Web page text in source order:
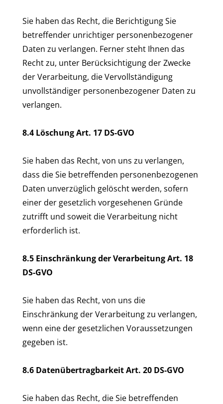
Sie haben das Recht, die Berichtigung Sie
betreffender unrichtiger personenbezogener
Daten zu verlangen. Ferner steht Ihnen das
Recht zu, unter Berücksichtigung der Zwecke
der Verarbeitung, die Vervollständigung
unvollständiger personenbezogener Daten zu
verlangen.
8.4 Löschung Art. 17 DS-GVO
Sie haben das Recht, von uns zu verlangen,
dass die Sie betreffenden personenbezogenen
Daten unverzüglich gelöscht werden, sofern
einer der gesetzlich vorgesehenen Gründe
zutrifft und soweit die Verarbeitung nicht
erforderlich ist.
8.5 Einschränkung der Verarbeitung Art. 18
DS-GVO
Sie haben das Recht, von uns die
Einschränkung der Verarbeitung zu verlangen,
wenn eine der gesetzlichen Voraussetzungen
gegeben ist.
8.6 Datenübertragbarkeit Art. 20 DS-GVO
Sie haben das Recht, die Sie betreffenden